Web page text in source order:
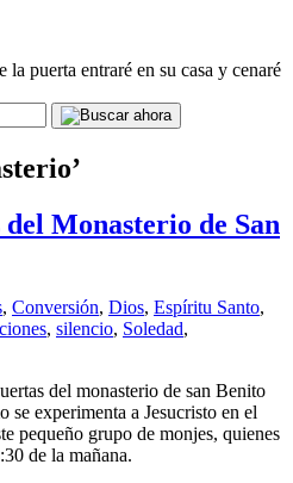
puerta entraré en su casa y cenaré
Monasterio de San
, Conversión, Dios, Espíritu Santo,
, silencio, Soledad,
del monasterio de san Benito
experimenta a Jesucristo en el
pequeño grupo de monjes, quienes
de la mañana.